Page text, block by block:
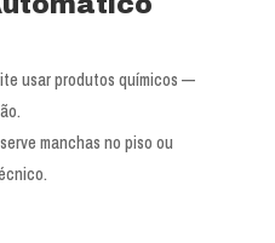
usar produtos químicos —
manchas no piso ou